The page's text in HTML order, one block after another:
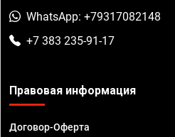
WhatsApp: +79317082148
+7 383 235-91-17
Правовая информация
Договор-Оферта